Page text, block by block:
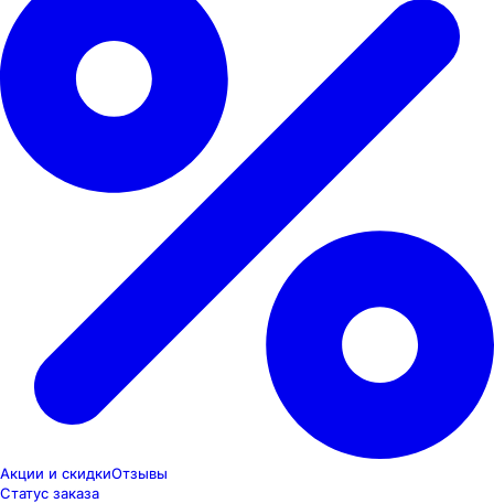
Акции и скидкиОтзывы
Статус заказа